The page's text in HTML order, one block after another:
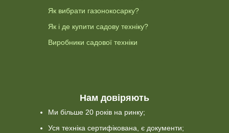
Як вибрати газонокосарку?
Як і де купити садову техніку?
Виробники садової техніки
Нам довіряють
Ми більше 20 років на ринку;
Уся техніка сертифікована, є документи;